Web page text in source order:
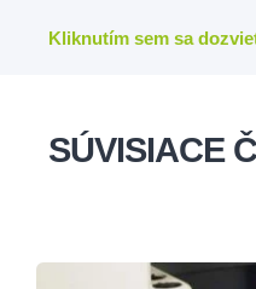
Kliknutím sem sa
SÚVISIACE